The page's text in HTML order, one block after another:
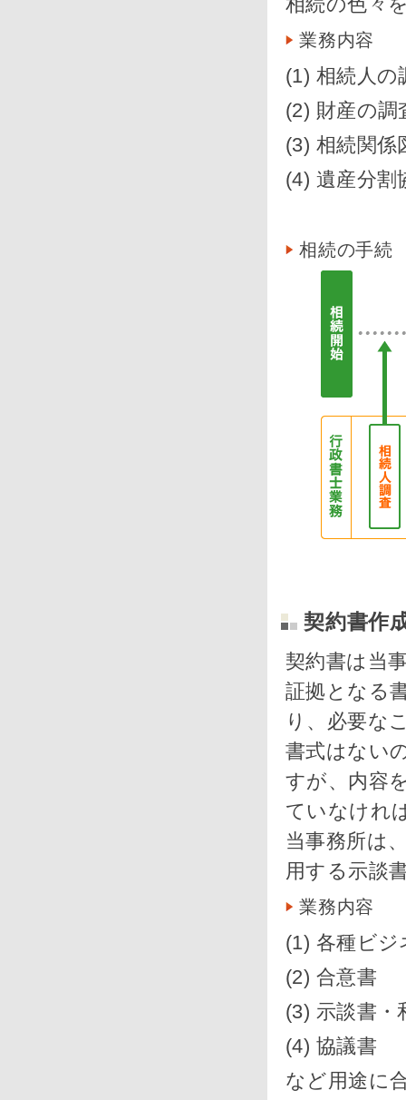
業務内容
(1) 相続人の
(2) 財産の調
(3) 相続関係
(4) 遺産分割
相続の手続
契約書作
契約書は当
証拠となる
り、必要な
書式はない
すが、内容
ていなけれ
当事務所は
用する示談
業務内容
(1) 各種ビジ
(2) 合意書
(3) 示談書・
(4) 協議書
など用途に